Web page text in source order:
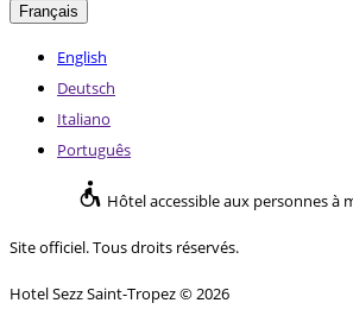
Français
English
Deutsch
Italiano
Português
Hôtel accessible aux personnes à
Site officiel. Tous droits réservés.
Hotel Sezz Saint-Tropez © 2026